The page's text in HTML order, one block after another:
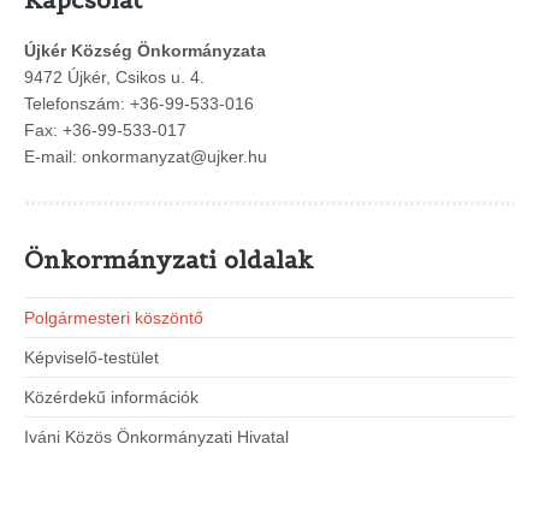
Újkér Község Önkormányzata
9472 Újkér, Csikos u. 4.
Telefonszám: +36-99-533-016
Fax: +36-99-533-017
E-mail: onkormanyzat@ujker.hu
Önkormányzati oldalak
Polgármesteri köszöntő
Képviselő-testület
Közérdekű információk
Iváni Közös Önkormányzati Hivatal